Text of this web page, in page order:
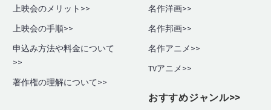
上映会のメリット>>
上映会の手順>>
申込み方法や料金について
>>
著作権の理解について>>
名作洋画>>
名作邦画>>
名作アニメ>>
TVアニメ>>
おすすめジャンル>>